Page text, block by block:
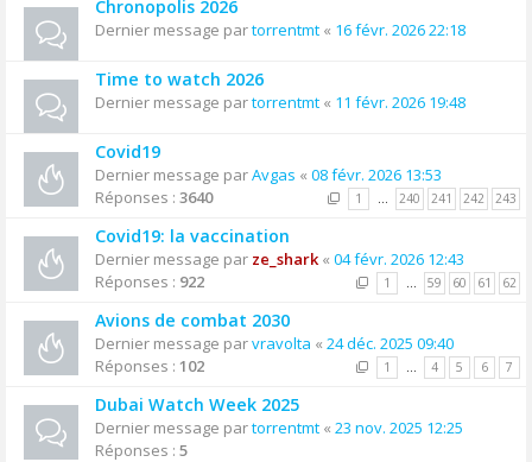
Chronopolis 2026
Dernier message partorrentmt « 16 févr. 2026 22:18
Time to watch 2026
Dernier message partorrentmt « 11 févr. 2026 19:48
Covid19
Dernier message parAvgas « 08 févr. 2026 13:53
Réponses : 3640 1 … 240 241 242 243
Covid19: la vaccination
Dernier message par ze_shark« 04 févr. 2026 12:43
Réponses : 922 1 … 59 60 61 62
Avions de combat 2030
Dernier message parvravolta « 24 déc. 2025 09:40
Réponses : 102 1 … 4 5 6 7
Dubai Watch Week 2025
Dernier message partorrentmt « 23 nov. 2025 12:25
Réponses : 5